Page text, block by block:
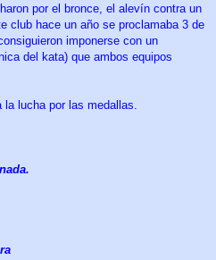
por el bronce, el alevín contra un
club hace un año se proclamaba 3 de
imponerse con un
del kata) que ambos equipos
lucha por las medallas.